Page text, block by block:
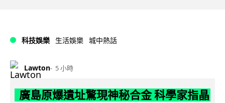
科技娛樂 生活娛樂 城中熱話
Lawton 5 小時
廣島原爆遺址驚現神秘合金 科學家指晶